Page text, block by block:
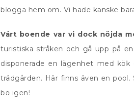
blogga hem om. Vi hade kanske
Vårt boende var vi dock nöjda
turistiska stråken och gå upp på
disponerade en lägenhet med
trädgården. Här finns även en
bo igen!